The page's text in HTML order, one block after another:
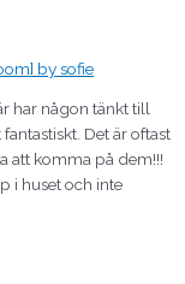
by sofie
har någon tänkt till
Det är oftast
att komma på dem!!!
i huset och inte